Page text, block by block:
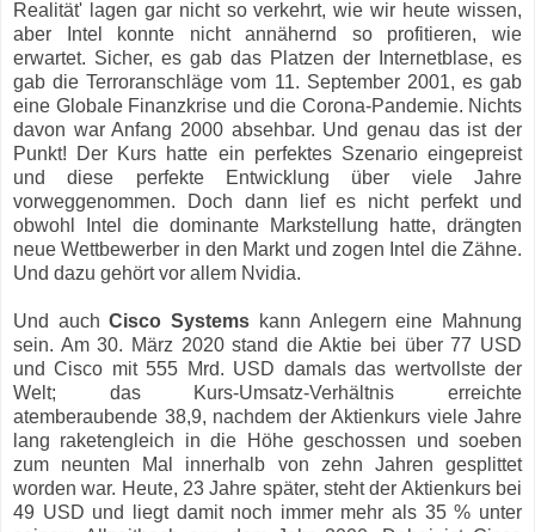
Realität' lagen gar nicht so verkehrt, wie wir heute wissen,
aber Intel konnte nicht annähernd so profitieren, wie
erwartet. Sicher, es gab das Platzen der Internetblase, es
gab die Terroranschläge vom 11. September 2001, es gab
eine Globale Finanzkrise und die Corona-Pandemie. Nichts
davon war Anfang 2000 absehbar. Und genau das ist der
Punkt! Der Kurs hatte ein perfektes Szenario eingepreist
und diese perfekte Entwicklung über viele Jahre
vorweggenommen. Doch dann lief es nicht perfekt und
obwohl Intel die dominante Markstellung hatte, drängten
neue Wettbewerber in den Markt und zogen Intel die Zähne.
Und dazu gehört vor allem Nvidia.
Und auchCisco Systems kann Anlegern eine Mahnung
sein. Am 30. März 2020 stand die Aktie bei über 77 USD
und Cisco mit 555 Mrd. USD damals das wertvollste der
Welt; das Kurs-Umsatz-Verhältnis erreichte
atemberaubende 38,9, nachdem der Aktienkurs viele Jahre
lang raketengleich in die Höhe geschossen und soeben
zum neunten Mal innerhalb von zehn Jahren gesplittet
worden war. Heute, 23 Jahre später, steht der Aktienkurs bei
49 USD und liegt damit noch immer mehr als 35 % unter